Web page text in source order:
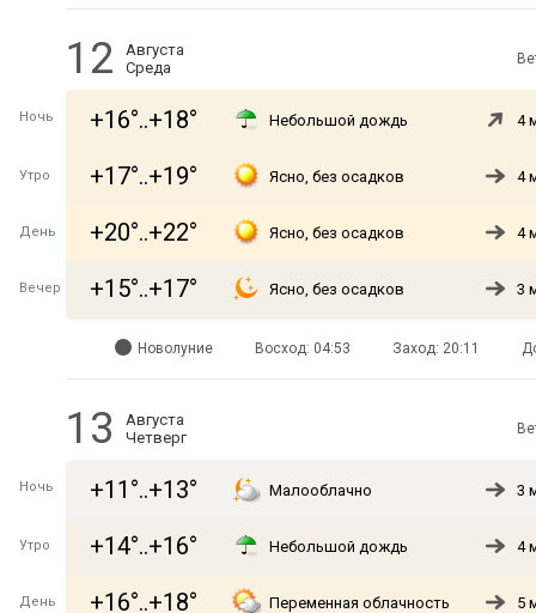
12
Августа
Среда
Ночь +16°..+18° Небольшой дождь 4
Утро +17°..+19° Ясно, без осадков 4
День +20°..+22° Ясно, без осадков 4
Вечер +15°..+17° Ясно, без осадков 3
Новолуние Восход: 04:53 Заход: 20:11
13
Августа
Четверг
Ночь +11°..+13° Малооблачно 3
Утро +14°..+16° Небольшой дождь 4
День +16°..+18° Переменная облачность 5